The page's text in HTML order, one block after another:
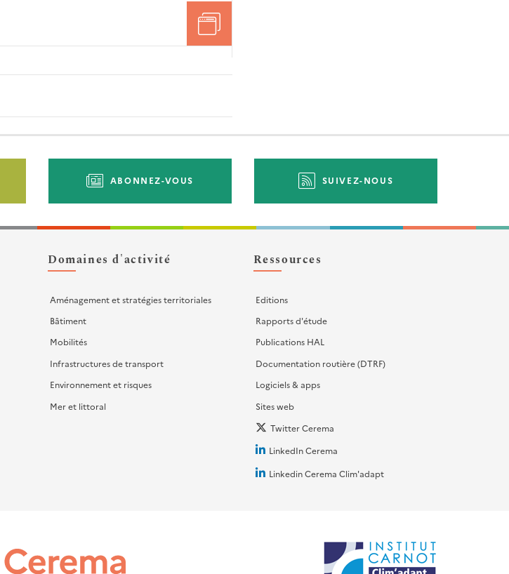
ABONNEZ-VOUS SUIVEZ-NOUS
Domaines d'activité
Aménagement et stratégies territoriales
Bâtiment
Mobilités
Infrastructures de transport
Environnement et risques
Mer et littoral
Ressources
Editions
Rapports d'étude
Publications HAL
Documentation routière (DTRF)
Logiciels & apps
Sites web
Twitter Cerema
LinkedIn Cerema
Linkedin Cerema Clim'adapt